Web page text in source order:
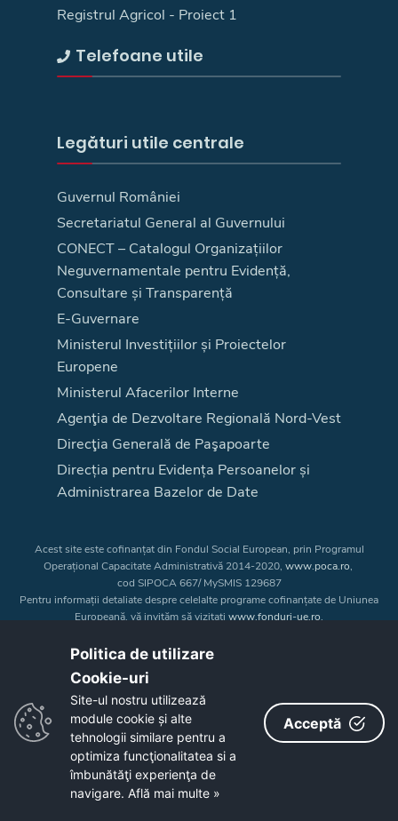
Registrul Agricol - Proiect 1
Telefoane utile
Legături utile centrale
Guvernul României
Secretariatul General al Guvernului
CONECT – Catalogul Organizațiilor
Neguvernamentale pentru Evidență,
Consultare și Transparență
E-Guvernare
Ministerul Investițiilor și Proiectelor
Europene
Ministerul Afacerilor Interne
Agenţia de Dezvoltare Regională Nord-Vest
Direcţia Generală de Paşapoarte
Direcția pentru Evidența Persoanelor și
Administrarea Bazelor de Date
Acest site este cofinanțat din Fondul Social European, prin Programul
Operațional Capacitate Administrativă 2014-2020, www.poca.ro,
cod SIPOCA 667/ MySMIS 129687
Pentru informații detaliate despre celelalte programe cofinanțate de Uniunea
Europeană, vă invităm să vizitați www.fonduri-ue.ro.
a Uniunii Europene. Întreaga responsabilitate asupra
Copyright © 2026 - Consiliul Judeţean Bistrița-Năsăud
Politica de utilizare
Cookie-uri‎
Site-ul nostru utilizează
module cookie și alte
tehnologii similare pentru a
optimiza funcţionalitatea si a
îmbunătăţi experienţa de
navigare. Află mai multe »
Acceptă